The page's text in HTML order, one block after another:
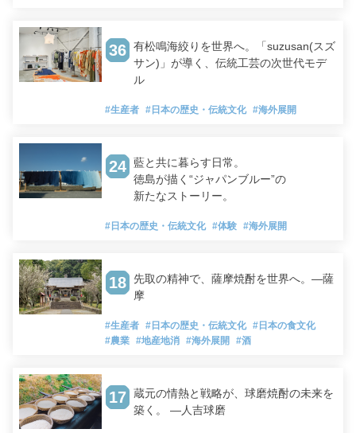
36 有松鳴海絞りを世界へ。「suzusan(スズ
サン)」が導く、伝統工芸の次世代モデ
ル
#生産者 #日本の歴史・伝統文化 #海外展開
24 藍と共に暮らす日常。
徳島が描く“ジャパンブルー”の
新たなストーリー。
#日本の歴史・伝統文化 #体験 #海外展開
18
先取の精神で、薩摩焼酎を世界へ。―薩
摩
#生産者 #日本の歴史・伝統文化 #日本の食文化
#農業 #地産地消 #海外展開 #酒
17 蔵元の情熱と戦略が、球磨焼酎の未来を
築く。 ―人吉球磨